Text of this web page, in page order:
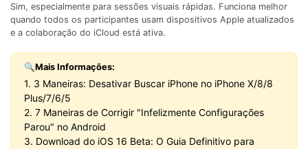
Sim, especialmente para sessões visuais rápidas. Funciona melhor
quando todos os participantes usam dispositivos Apple atualizados
e a colaboração do iCloud está ativa.
🔍Mais Informações:
1. 3 Maneiras: Desativar Buscar iPhone no iPhone X/8/8
Plus/7/6/5
2. 7 Maneiras de Corrigir "Infelizmente Configurações
Parou" no Android
3. Download do iOS 16 Beta: O Guia Definitivo para